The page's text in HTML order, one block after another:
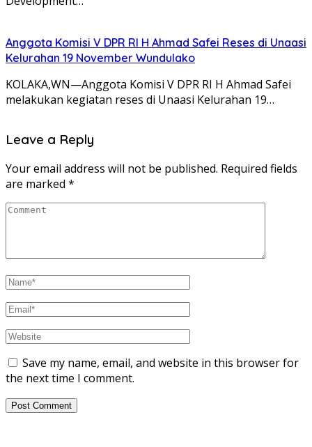
Anggota Komisi V DPR RI H Ahmad Safei Reses di Unaasi
Kelurahan 19 November Wundulako
KOLAKA,WN—Anggota Komisi V DPR RI H Ahmad Safei
melakukan kegiatan reses di Unaasi Kelurahan 19…
Leave a Reply
Your email address will not be published. Required fields
are marked *
Save my name, email, and website in this browser for
the next time I comment.